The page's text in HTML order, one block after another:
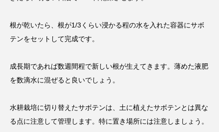
根が乾いたら、根が1/3くらい浸かる程の水を入れた容器にサボ
テンをセットして完成です。
成長期であれば数週間程で新しい根が生えてきます。薄めた液肥
を数滴水に混ぜると良いでしょう。
水耕栽培に切り替えたサボテンは、土に植えたサボテンとは異な
る点に注意して管理します。特に置き場所には注意しましょう。